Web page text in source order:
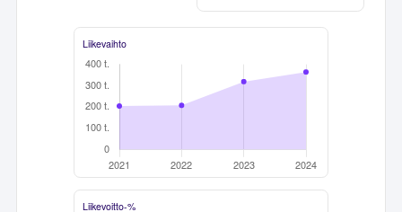
Liikevaihto
Liikevoitto-%